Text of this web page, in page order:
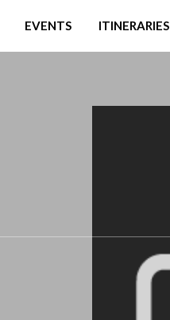
EVENTS ITINERARIES